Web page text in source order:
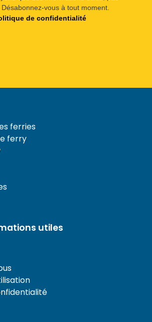
vous à tout moment.
de confidentialité
ferries
ferry
utiles